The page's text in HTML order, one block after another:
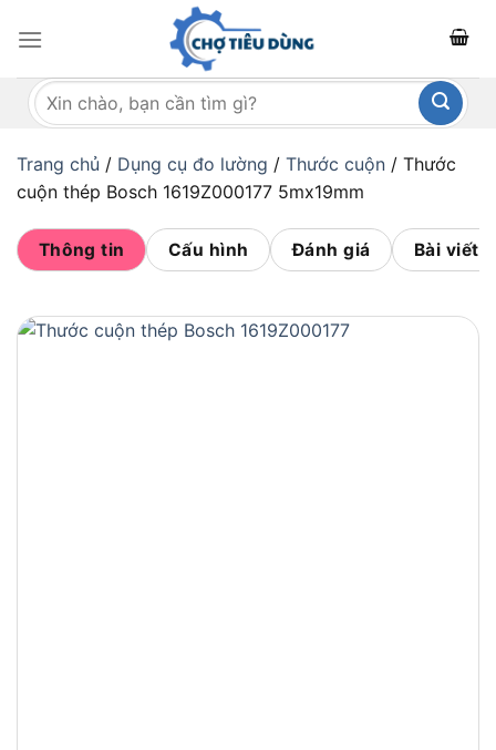
qua
dungTìm
kiếm:
Trang chủ / Dụng cụ đo lường / Thước cuộn / Thước
cuộn thép Bosch 1619Z000177 5mx19mm
Thông tin Cấu hình Đánh giá Bài viết